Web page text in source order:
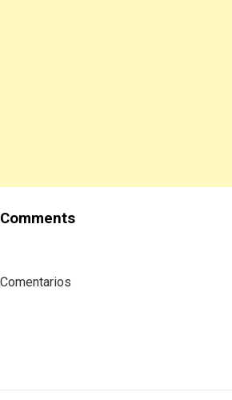
Comments
Comentarios